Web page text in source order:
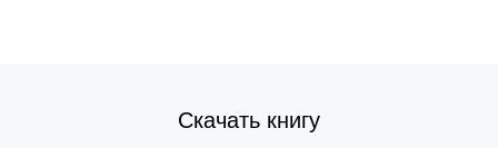
Скачать книгу